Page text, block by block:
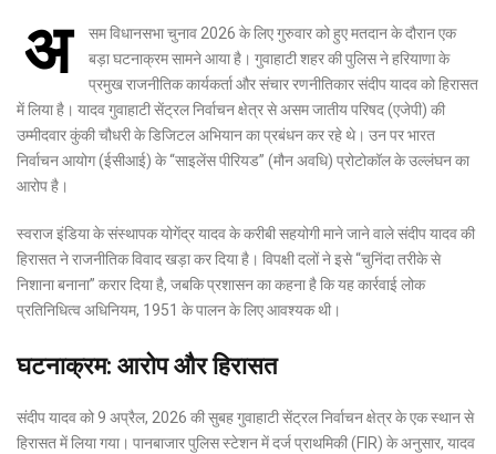
अ
सम विधानसभा चुनाव 2026 के लिए गुरुवार को हुए मतदान के दौरान एक
बड़ा घटनाक्रम सामने आया है। गुवाहाटी शहर की पुलिस ने हरियाणा के
प्रमुख राजनीतिक कार्यकर्ता और संचार रणनीतिकार संदीप यादव को हिरासत
में लिया है। यादव गुवाहाटी सेंट्रल निर्वाचन क्षेत्र से असम जातीय परिषद (एजेपी) की
उम्मीदवार कुंकी चौधरी के डिजिटल अभियान का प्रबंधन कर रहे थे। उन पर भारत
निर्वाचन आयोग (ईसीआई) के “साइलेंस पीरियड” (मौन अवधि) प्रोटोकॉल के उल्लंघन का
आरोप है।
स्वराज इंडिया के संस्थापक योगेंद्र यादव के करीबी सहयोगी माने जाने वाले संदीप यादव की
हिरासत ने राजनीतिक विवाद खड़ा कर दिया है। विपक्षी दलों ने इसे “चुनिंदा तरीके से
निशाना बनाना” करार दिया है, जबकि प्रशासन का कहना है कि यह कार्रवाई लोक
प्रतिनिधित्व अधिनियम, 1951 के पालन के लिए आवश्यक थी।
घटनाक्रम: आरोप और हिरासत
संदीप यादव को 9 अप्रैल, 2026 की सुबह गुवाहाटी सेंट्रल निर्वाचन क्षेत्र के एक स्थान से
हिरासत में लिया गया। पानबाजार पुलिस स्टेशन में दर्ज प्राथमिकी (FIR) के अनुसार, यादव